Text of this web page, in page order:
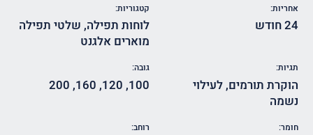
אחריות:
24 חודש
קטגוריות:
לוחות תפילה, שלטי תפילה
מוארים אלגנט
תגיות:
הוקרת תורמים, לעילוי
נשמה
גובה:
100
,
120
,
160
,
200
חומר: רוחב: